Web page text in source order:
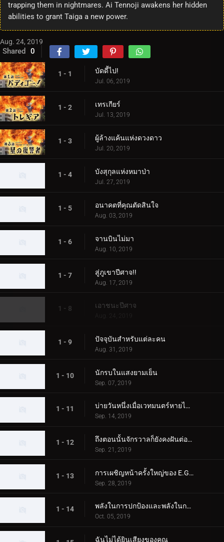
trapping them in nightmares. Ai Tennoji awakens her hidden
abilities to grant Taiga a new power.
Aug. 24, 2019
Shared 0
1 - 1 บัดดี้ไป!
Jul. 06, 2019
1 - 2 เทรเกียร์
Jul. 13, 2019
1 - 3 ผู้ล้างแค้นแห่งดวงดาว
Jul. 20, 2019
1 - 4 บังสุกุลแห่งหมาป่า
Jul. 27, 2019
1 - 5 อนาคตที่คุณตัดสินใจ
Aug. 03, 2019
1 - 6 จานบินไม่มา
Aug. 10, 2019
1 - 7 สู่ภูเขาปีศาจ!!
Aug. 17, 2019
1 - 8 เอาชนะปีศาจ
Aug. 24, 2019
1 - 9 ปัจจุบันสำหรับแต่ละคน
Aug. 31, 2019
1 - 10 นักรบในแสงยามเย็น
Sep. 07, 2019
1 - 11 บ่ายวันหนึ่งเมื่อเวทมนตร์หายไปจากดวงดาว
Sep. 14, 2019
1 - 12 ถึงตอนนั้นจักรวาลก็ยังคงฝันต่อไป
Sep. 21, 2019
1 - 13 การเผชิญหน้าครั้งใหญ่ของ E.G.I.S
Sep. 28, 2019
1 - 14 พลังในการปกป้องและพลังในการต่อสู้
Oct. 05, 2019
ฉันไม่ได้ยินเสียงของคุณ